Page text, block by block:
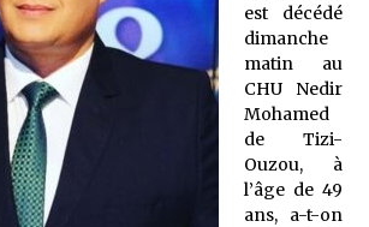
« Père, tiens-moi, je vais tomber ! »
5 ans ago
Le bouc de l’Au-delà
5 ans ago
est décédé
dimanche
matin au
CHU Nedir
Mohamed
de Tizi-
Ouzou, à
l’âge de 49
ans, a-t-on